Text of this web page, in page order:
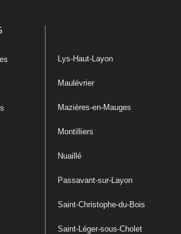
Lys-Haut-Layon
Maulévrier
Mazières-en-Mauges
Montilliers
Nuaillé
Passavant-sur-Layon
Saint-Christophe-du-Bois
Saint-Léger-sous-Cholet